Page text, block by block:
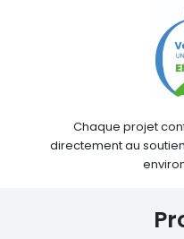
Chaque projet
directement au